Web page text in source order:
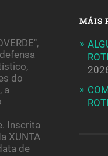
do
a
Inscrita
XUNTA
de
MÁIS